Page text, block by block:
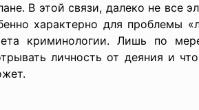
В этой связи, далеко не все
характерно для проблемы
криминологии. Лишь по
личность от деяния и